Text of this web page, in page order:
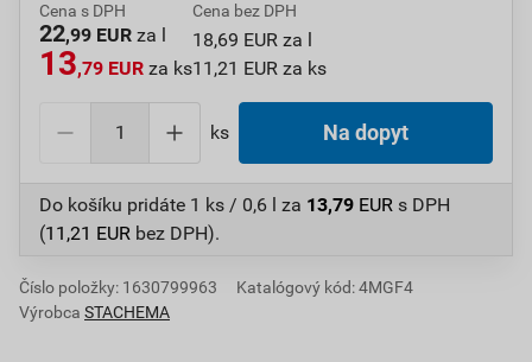
Cena s DPH
22,99 EUR za l
13,79 EUR za ks
Cena bez DPH
18,69 EUR za l
11,21 EUR za ks
ks Na dopyt
Do košíku pridáte 1 ks / 0,6 l za 13,79 EUR s DPH
(11,21 EUR bez DPH).
Číslo položky: 1630799963
Katalógový kód: 4MGF4
Výrobca STACHEMA